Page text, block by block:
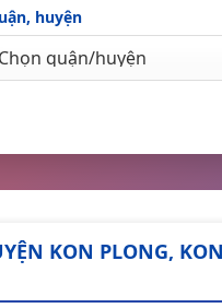
huyện
KON PLONG,